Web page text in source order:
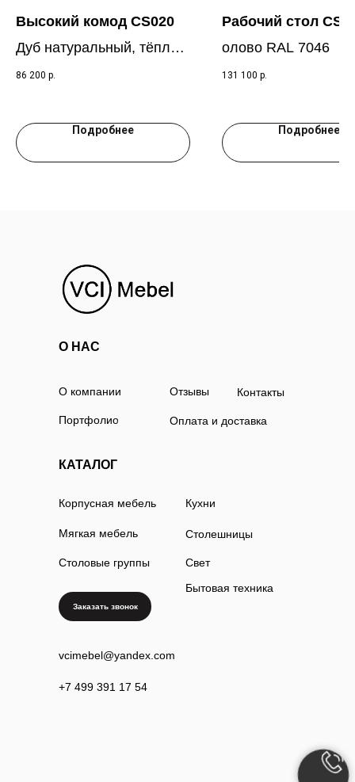
Высокий комод CS020
Дуб натуральный, тёплый
песок WCP 083
86 200 р.
Подробнее
Рабочий стол
олово RAL 7046
131 100 р.
Подробнее
О компании
О НАС
КАТАЛОГ
Портфолио
Контакты
Отзывы
Корпусная мебель
Оплата и доставка
Мягкая мебель
Столовые группы
vcimebel@yandex.com
+7 499 391 17 54
Кухни
Столешницы
Свет
Бытовая техника
Заказать звонок